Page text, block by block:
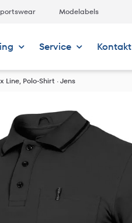
Modelabels
Service Kontakt
Line, Polo-Shirt · Jens